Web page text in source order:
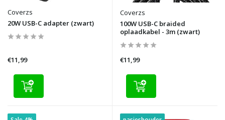
Coverzs
20W USB-C adapter (zwart)
€11,99
Coverzs
100W USB-C braided
oplaadkabel - 3m (zwart)
€11,99